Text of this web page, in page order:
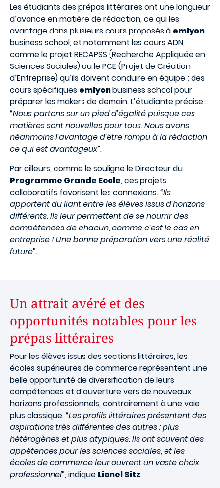
Les étudiants des prépas littéraires ont une longueur
d’avance en matière de rédaction, ce qui les
avantage dans plusieurs cours proposés à emlyon
business school, et notamment les cours ADN,
comme le projet RECAPSS (Recherche Appliquée en
Sciences Sociales) ou le PCE (Projet de Création
d’Entreprise) qu’ils doivent conduire en équipe ; des
cours spécifiques emlyonbusiness school pour
préparer les makers de demain. L’étudiante précise :
“Nous partons sur un pied d’égalité puisque ces
matières sont nouvelles pour tous. Nous avons
néanmoins l’avantage d’être rompu à la rédaction
ce qui est avantageux”.
Par ailleurs, comme le souligne le Directeur du
Programme Grande Ecole, ces projets
collaboratifs favorisent les connexions. “Ils
apportent du liant entre les élèves issus d’horizons
différents. Ils leur permettent de se nourrir des
compétences de chacun, comme c’est le cas en
entreprise ! Une bonne préparation vers une réalité
future”.
Un attrait avéré et des
opportunités notables pour les
prépas littéraires
Pour les élèves issus des sections littéraires, les
écoles supérieures de commerce représentent une
belle opportunité de diversification de leurs
compétences et d’ouverture vers de nouveaux
horizons professionnels, contrairement à une voie
plus classique. “Les profils littéraires présentent des
aspirations très différentes des autres : plus
hétérogènes et plus atypiques. Ils ont souvent des
appétences pour les sciences sociales, et les
écoles de commerce leur ouvrent un vaste choix
professionnel”, indique Lionel Sitz.